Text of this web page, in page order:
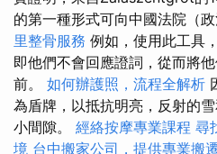
的第一種形式可向中國法院（
里整骨服務 例如，使用此工具
即他們不會回應證詞，從而將
前。 如何辦護照，流程全解析
為盾牌，以抵抗明亮，反射的
小間隙。 經絡按摩專業課程 尋
境 台中搬家公司，提供專業搬